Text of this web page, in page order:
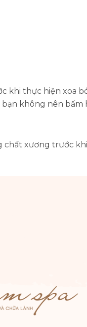
khi thực hiện xoa
không nên
xương trước